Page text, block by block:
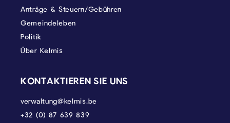
Anträge & Steuern/Gebühren
Gemeindeleben
Politik
Über Kelmis
KONTAKTIEREN SIE UNS
verwaltung@kelmis.be
+32 (0) 87 639 839